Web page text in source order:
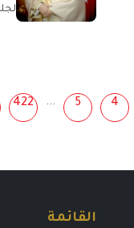
4
5
...
422
القائمة